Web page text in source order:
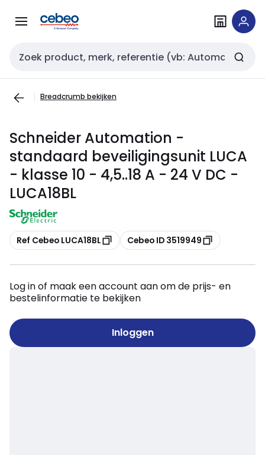
naar
naar
Zoekveld invoer
Breadcrumb bekijken
Schneider Automation -
standaard beveiligingsunit LUCA
- klasse 10 - 4,5..18 A - 24 V DC -
LUCA18BL
Kopiëren
Ref Cebeo LUCA18BL Kopiëren
Cebeo ID 3519949
Log in of maak een account aan om de prijs- en
bestelinformatie te bekijken
Inloggen